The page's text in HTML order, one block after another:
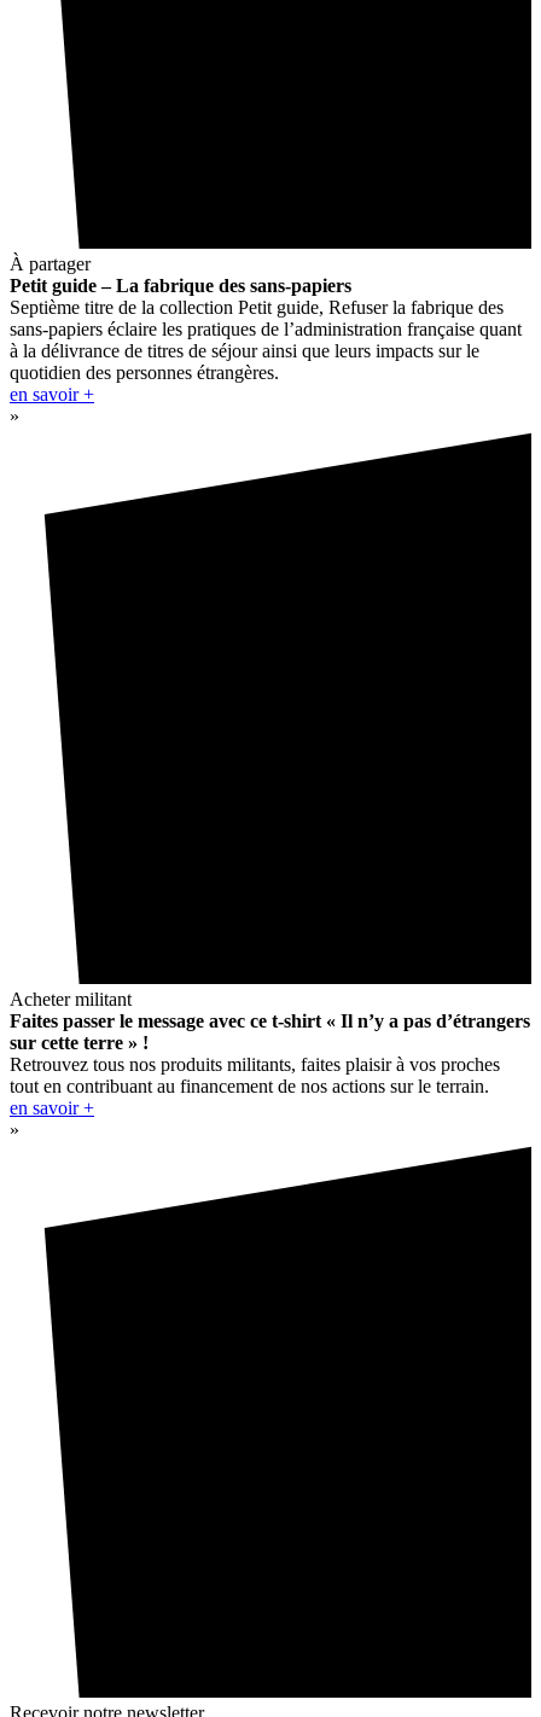
À partager
Petit guide – La fabrique des sans-papiers
Septième titre de la collection Petit guide, Refuser la fabrique des
sans-papiers éclaire les pratiques de l’administration française quant
à la délivrance de titres de séjour ainsi que leurs impacts sur le
quotidien des personnes étrangères.
en savoir +
»
Acheter militant
Faites passer le message avec ce t-shirt « Il n’y a pas d’étrangers
sur cette terre » !
Retrouvez tous nos produits militants, faites plaisir à vos proches
tout en contribuant au financement de nos actions sur le terrain.
en savoir +
»
Recevoir notre newsletter